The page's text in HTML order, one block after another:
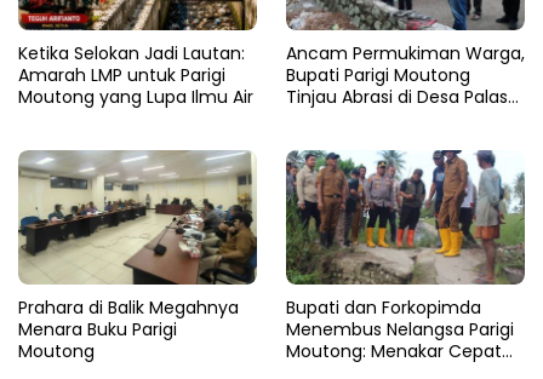
Ketika Selokan Jadi Lautan:
Amarah LMP untuk Parigi
Moutong yang Lupa Ilmu Air
Ancam Permukiman Warga,
Bupati Parigi Moutong
Tinjau Abrasi di Desa Palasa
Prahara di Balik Megahnya
Menara Buku Parigi
Moutong
​Bupati dan Forkopimda
Menembus Nelangsa Parigi
Moutong: Menakar Cepat